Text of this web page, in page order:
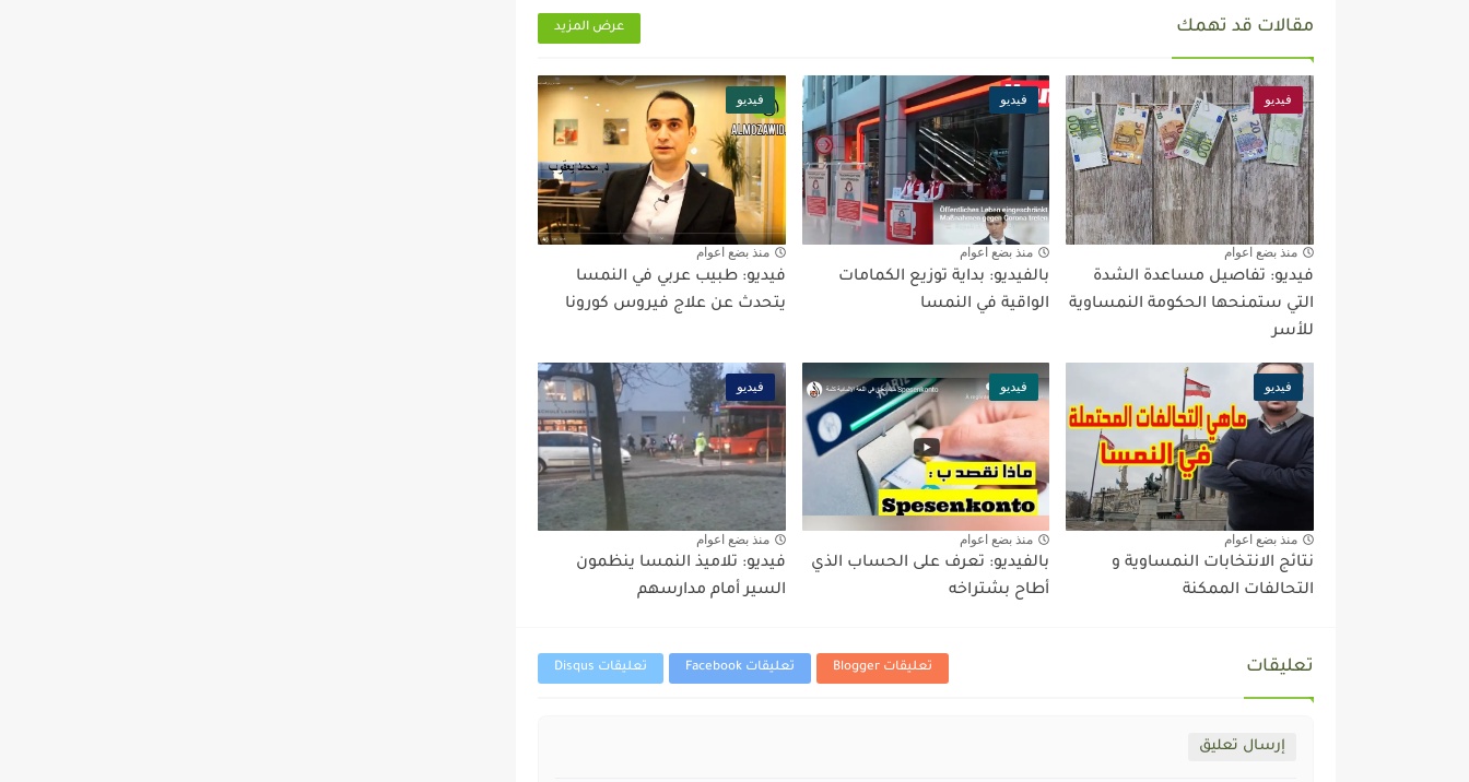
مقالات قد تهمك عرض المزيد
فيديو
منذ بضع اعوام
فيديو: تفاصيل مساعدة الشدة
التي ستمنحها الحكومة النمساوية
للأسر
فيديو
منذ بضع اعوام
بالفيديو: بداية توزيع الكمامات
الواقية في النمسا
فيديو
منذ بضع اعوام
فيديو: طبيب عربي في النمسا
يتحدث عن علاج فيروس كورونا
فيديو
منذ بضع اعوام
نتائج الانتخابات النمساوية و
التحالفات الممكنة
فيديو
منذ بضع اعوام
بالفيديو: تعرف على الحساب الذي
أطاح بشتراخه
فيديو
منذ بضع اعوام
فيديو: تلاميذ النمسا ينظمون
السير أمام مدارسهم
تعليقات تعليقات Blogger تعليقات Facebook تعليقات Disqus
إرسال تعليق